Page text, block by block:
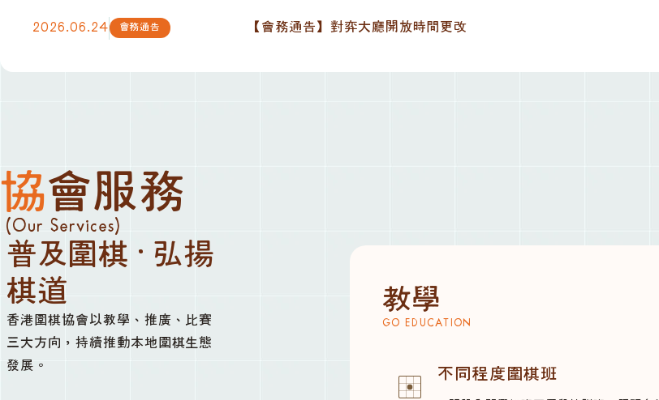
2026.06.24 會務通告 【會務通告】對弈大廳開放時間更改
協會服務
(Our Services)
普及圍棋 · 弘揚
棋道
香港圍棋協會以教學、推廣、比賽
三大方向，持續推動本地圍棋生態
發展。
教學
GO EDUCATION
不同程度圍棋班